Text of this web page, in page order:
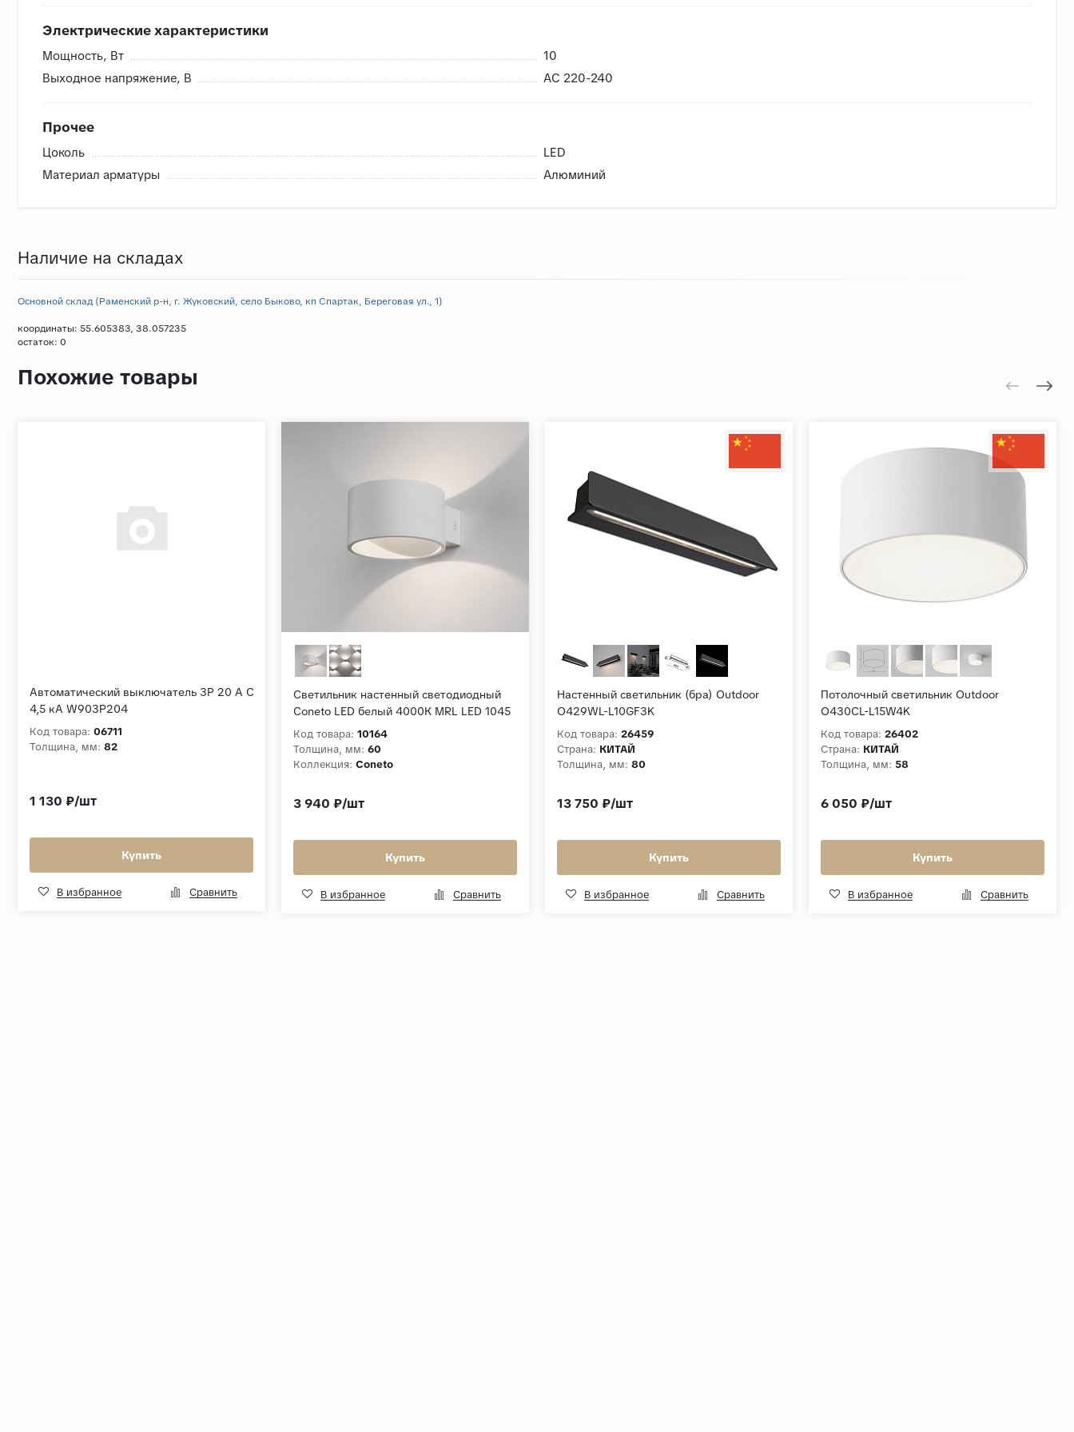
Электрические характеристики
Мощность, Вт
10
Выходное напряжение, В
AC 220-240
Прочее
Цоколь
LED
Материал арматуры
Алюминий
Наличие на складах
Основной склад (Раменский р-н, г. Жуковский, село Быково, кп Спартак, Береговая ул., 1)
координаты: 55.605383, 38.057235
остаток: 0
Похожие товары
Автоматический выключатель 3P 20 A C
4,5 кА W903P204
Код товара: 06711
Толщина, мм: 82
1 130 ₽/шт
Купить
В избранное Сравнить
Светильник настенный светодиодный
Coneto LED белый 4000К MRL LED 1045
белый
Код товара: 10164
Толщина, мм: 60
Коллекция: Coneto
3 940 ₽/шт
Купить
В избранное Сравнить
Настенный светильник (бра) Outdoor
O429WL-L10GF3K
Код товара: 26459
Страна: КИТАЙ
Толщина, мм: 80
13 750 ₽/шт
Купить
В избранное Сравнить
Потолочный светильник Outdoor
O430CL-L15W4K
Код товара: 26402
Страна: КИТАЙ
Толщина, мм: 58
6 050 ₽/шт
Купить
В избранное Сравнить